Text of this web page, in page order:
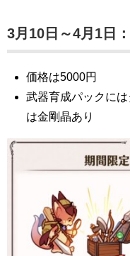
3月10日～4月1日
価格は5000円
武器育成パックに
は金剛晶あり